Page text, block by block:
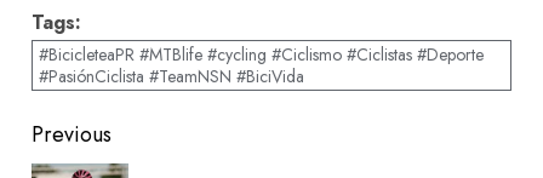
Tags:
#BicicleteaPR #MTBlife #cycling #Ciclismo #Ciclistas #Deporte
#PasiónCiclista #TeamNSN #BiciVida
Post
Previous